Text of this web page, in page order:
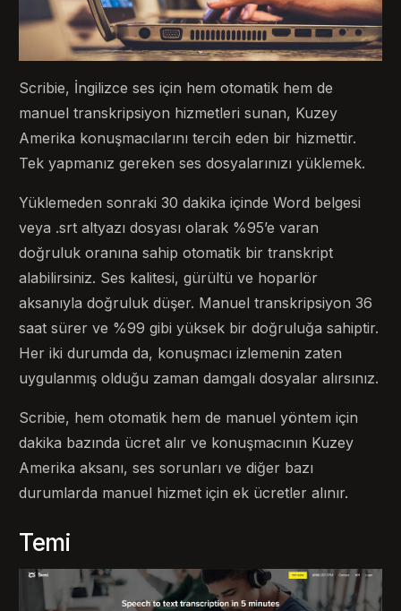
Scribie, İngilizce ses için hem otomatik hem de
manuel transkripsiyon hizmetleri sunan, Kuzey
Amerika konuşmacılarını tercih eden bir hizmettir.
Tek yapmanız gereken ses dosyalarınızı yüklemek.
Yüklemeden sonraki 30 dakika içinde Word belgesi
veya .srt altyazı dosyası olarak %95’e varan
doğruluk oranına sahip otomatik bir transkript
alabilirsiniz. Ses kalitesi, gürültü ve hoparlör
aksanıyla doğruluk düşer. Manuel transkripsiyon 36
saat sürer ve %99 gibi yüksek bir doğruluğa sahiptir.
Her iki durumda da, konuşmacı izlemenin zaten
uygulanmış olduğu zaman damgalı dosyalar alırsınız.
Scribie, hem otomatik hem de manuel yöntem için
dakika bazında ücret alır ve konuşmacının Kuzey
Amerika aksanı, ses sorunları ve diğer bazı
durumlarda manuel hizmet için ek ücretler alınır.
Temi